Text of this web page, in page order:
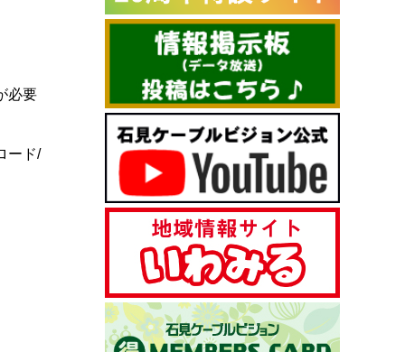
必要
ード/